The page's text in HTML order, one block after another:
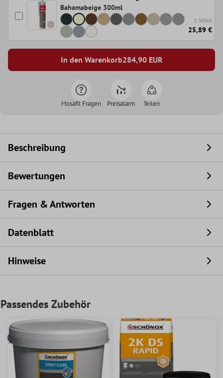
Bahamabeige 300ml
1 Stück
25,89 €
In den Warenkorb284,90EUR
Mosafil Fragen Preisalarm Teilen
Beschreibung
Bewertungen
Fragen & Antworten
Datenblatt
Hinweise
Passendes Zubehör